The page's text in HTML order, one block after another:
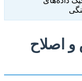
اصلاح